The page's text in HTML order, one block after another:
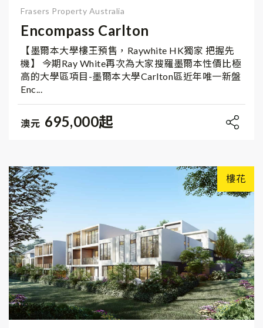
Frasers Property Australia
Encompass Carlton
【墨爾本大學樓王預售，Raywhite HK獨家 把握先
機】 今期Ray White再次為大家搜羅墨爾本性價比極
高的大學區項目-墨爾本大學Carlton區近年唯一新盤
Enc...
澳元 695,000起
樓花